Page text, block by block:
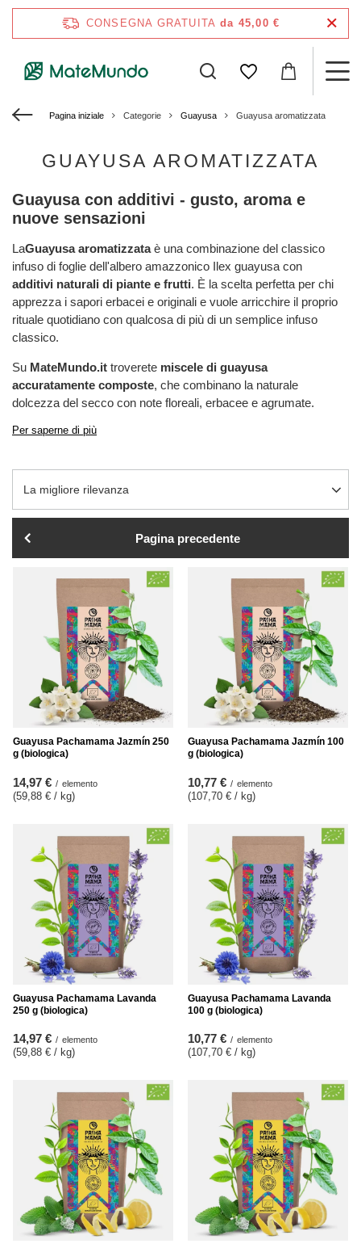
CONSEGNA GRATUITA da 45,00 €
Pagina iniziale Categorie Guayusa Guayusa aromatizzata
GUAYUSA AROMATIZZATA
Guayusa con additivi - gusto, aroma e
nuove sensazioni
LaGuayusa aromatizzataè una combinazione del classico
infuso di foglie dell'albero amazzonico Ilex guayusa con
additivi naturali di piante e frutti. È la scelta perfetta per chi
apprezza i sapori erbacei e originali e vuole arricchire il proprio
rituale quotidiano con qualcosa di più di un semplice infuso
classico.
Su MateMundo.it troverete miscele di guayusa
accuratamente composte, che combinano la naturale
dolcezza del secco con note floreali, erbacee e agrumate.
Per saperne di più
Modifica ordinamento
La migliore rilevanza
Pagina precedente
Guayusa Pachamama Jazmín 250
g (biologica)
14,97 € / elemento
(59,88 € / kg)
Guayusa Pachamama Jazmín 100
g (biologica)
10,77 € / elemento
(107,70 € / kg)
Guayusa Pachamama Lavanda
250 g (biologica)
14,97 € / elemento
(59,88 € / kg)
Guayusa Pachamama Lavanda
100 g (biologica)
10,77 € / elemento
(107,70 € / kg)